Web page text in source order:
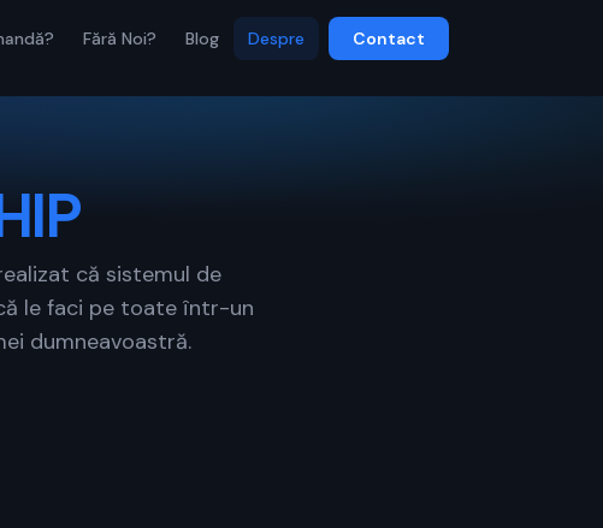
Fără Noi? Blog Despre Contact
că sistemul de
le faci pe toate într-un
dumneavoastră.